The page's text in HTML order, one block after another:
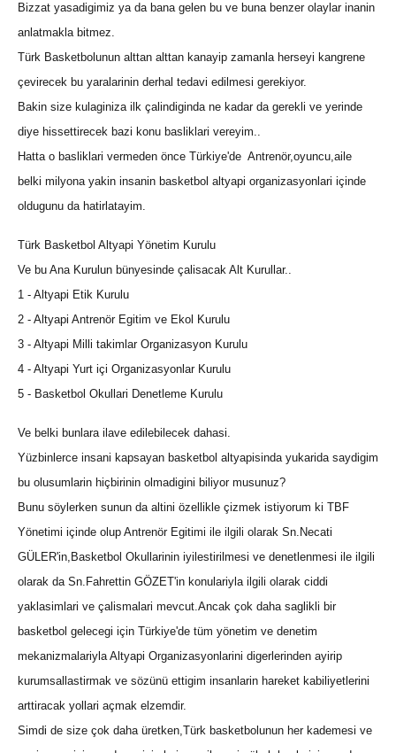
Bizzat yasadigimiz ya da bana gelen bu ve buna benzer olaylar inanin
anlatmakla bitmez.
Türk Basketbolunun alttan alttan kanayip zamanla herseyi kangrene
çevirecek bu yaralarinin derhal tedavi edilmesi gerekiyor.
Bakin size kulaginiza ilk çalindiginda ne kadar da gerekli ve yerinde
diye hissettirecek bazi konu basliklari vereyim..
Hatta o basliklari vermeden önce Türkiye'de Antrenör,oyuncu,aile
belki milyona yakin insanin basketbol altyapi organizasyonlari içinde
oldugunu da hatirlatayim.
Türk Basketbol Altyapi Yönetim Kurulu
Ve bu Ana Kurulun bünyesinde çalisacak Alt Kurullar..
1 - Altyapi Etik Kurulu
2 - Altyapi Antrenör Egitim ve Ekol Kurulu
3 - Altyapi Milli takimlar Organizasyon Kurulu
4 - Altyapi Yurt içi Organizasyonlar Kurulu
5 - Basketbol Okullari Denetleme Kurulu
Ve belki bunlara ilave edilebilecek dahasi.
Yüzbinlerce insani kapsayan basketbol altyapisinda yukarida saydigim
bu olusumlarin hiçbirinin olmadigini biliyor musunuz?
Bunu söylerken sunun da altini özellikle çizmek istiyorum ki TBF
Yönetimi içinde olup Antrenör Egitimi ile ilgili olarak Sn.Necati
GÜLER'in,Basketbol Okullarinin iyilestirilmesi ve denetlenmesi ile ilgili
olarak da Sn.Fahrettin GÖZET'in konulariyla ilgili olarak ciddi
yaklasimlari ve çalismalari mevcut.Ancak çok daha saglikli bir
basketbol gelecegi için Türkiye'de tüm yönetim ve denetim
mekanizmalariyla Altyapi Organizasyonlarini digerlerinden ayirip
kurumsallastirmak ve sözünü ettigim insanlarin hareket kabiliyetlerini
arttiracak yollari açmak elzemdir.
Simdi de size çok daha üretken,Türk basketbolunun her kademesi ve